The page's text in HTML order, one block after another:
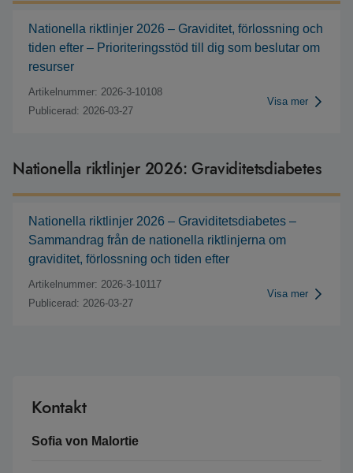
Nationella riktlinjer 2026 – Graviditet, förlossning och
tiden efter – Prioriteringsstöd till dig som beslutar om
resurser
Artikelnummer: 2026-3-10108
Publicerad: 2026-03-27
Visa mer
Nationella riktlinjer 2026: Graviditetsdiabetes
Nationella riktlinjer 2026 – Graviditetsdiabetes –
Sammandrag från de nationella riktlinjerna om
graviditet, förlossning och tiden efter
Artikelnummer: 2026-3-10117
Publicerad: 2026-03-27
Visa mer
Kontakt
Sofia von Malortie